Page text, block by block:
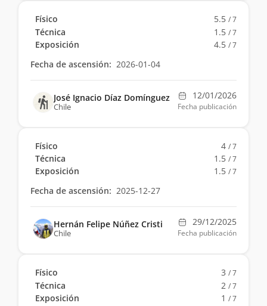
Físico 5.5 / 7
Técnica 1.5 / 7
Exposición 4.5 / 7
Fecha de ascensión: 2026-01-04
José Ignacio Díaz Domínguez
Chile
12/01/2026
Fecha publicación
Físico 4 / 7
Técnica 1.5 / 7
Exposición 1.5 / 7
Fecha de ascensión: 2025-12-27
Hernán Felipe Núñez Cristi
Chile
29/12/2025
Fecha publicación
Físico 3 / 7
Técnica 2 / 7
Exposición 1 / 7